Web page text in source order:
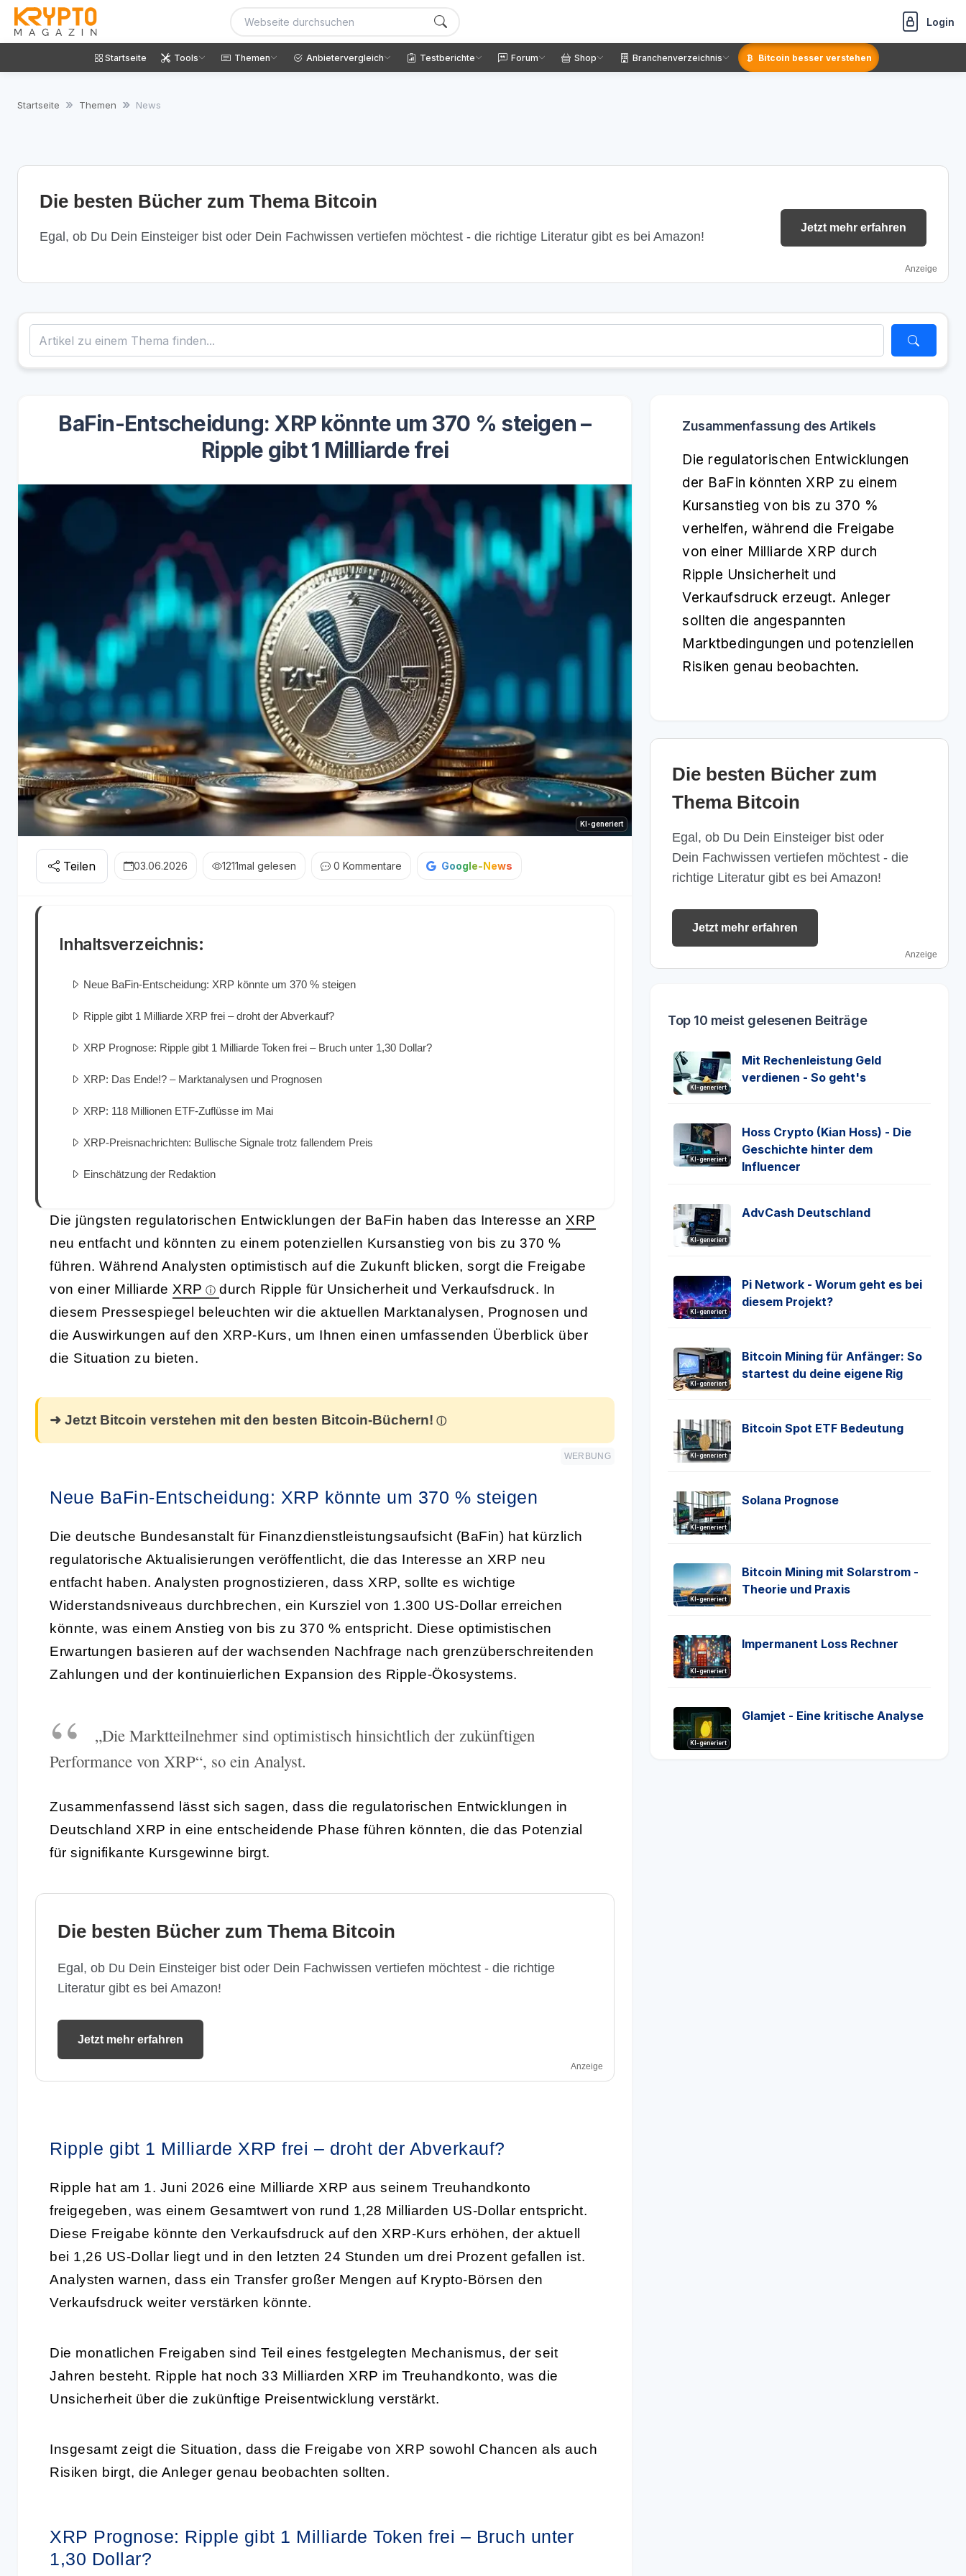
Login
Startseite Tools Themen Anbietervergleich Testberichte Forum Shop Branchenverzeichnis Bitcoin besser verstehen
Startseite Themen News
Die besten Bücher zum Thema Bitcoin
Egal, ob Du Dein Einsteiger bist oder Dein Fachwissen vertiefen möchtest - die richtige Literatur gibt es bei Amazon!
Jetzt mehr erfahren
Anzeige
BaFin-Entscheidung: XRP könnte um 370 % steigen –
Ripple gibt 1 Milliarde frei
KI-generiert
Teilen 03.06.2026 1211mal gelesen 0 Kommentare Google-News
Inhaltsverzeichnis:
Neue BaFin-Entscheidung: XRP könnte um 370 % steigen
Ripple gibt 1 Milliarde XRP frei – droht der Abverkauf?
XRP Prognose: Ripple gibt 1 Milliarde Token frei – Bruch unter 1,30 Dollar?
XRP: Das Ende!? – Marktanalysen und Prognosen
XRP: 118 Millionen ETF-Zuflüsse im Mai
XRP-Preisnachrichten: Bullische Signale trotz fallendem Preis
Einschätzung der Redaktion
Die jüngsten regulatorischen Entwicklungen der BaFin haben das Interesse an XRP
neu entfacht und könnten zu einem potenziellen Kursanstieg von bis zu 370 %
führen. Während Analysten optimistisch auf die Zukunft blicken, sorgt die Freigabe
von einer Milliarde XRP
durch Ripple für Unsicherheit und Verkaufsdruck. In
diesem Pressespiegel beleuchten wir die aktuellen Marktanalysen, Prognosen und
die Auswirkungen auf den XRP-Kurs, um Ihnen einen umfassenden Überblick über
die Situation zu bieten.
➜ Jetzt Bitcoin verstehen mit den besten Bitcoin-Büchern!
WERBUNG
Neue BaFin-Entscheidung: XRP könnte um 370 % steigen
Die deutsche Bundesanstalt für Finanzdienstleistungsaufsicht (BaFin) hat kürzlich
regulatorische Aktualisierungen veröffentlicht, die das Interesse an XRP neu
entfacht haben. Analysten prognostizieren, dass XRP, sollte es wichtige
Widerstandsniveaus durchbrechen, ein Kursziel von 1.300 US-Dollar erreichen
könnte, was einem Anstieg von bis zu 370 % entspricht. Diese optimistischen
Erwartungen basieren auf der wachsenden Nachfrage nach grenzüberschreitenden
Zahlungen und der kontinuierlichen Expansion des Ripple-Ökosystems.
„Die Marktteilnehmer sind optimistisch hinsichtlich der zukünftigen
Performance von XRP“, so ein Analyst.
Zusammenfassend lässt sich sagen, dass die regulatorischen Entwicklungen in
Deutschland XRP in eine entscheidende Phase führen könnten, die das Potenzial
für signifikante Kursgewinne birgt.
Die besten Bücher zum Thema Bitcoin
Egal, ob Du Dein Einsteiger bist oder Dein Fachwissen vertiefen möchtest - die richtige
Literatur gibt es bei Amazon!
Jetzt mehr erfahren
Anzeige
Ripple gibt 1 Milliarde XRP frei – droht der Abverkauf?
Ripple hat am 1. Juni 2026 eine Milliarde XRP aus seinem Treuhandkonto
freigegeben, was einem Gesamtwert von rund 1,28 Milliarden US-Dollar entspricht.
Diese Freigabe könnte den Verkaufsdruck auf den XRP-Kurs erhöhen, der aktuell
bei 1,26 US-Dollar liegt und in den letzten 24 Stunden um drei Prozent gefallen ist.
Analysten warnen, dass ein Transfer großer Mengen auf Krypto-Börsen den
Verkaufsdruck weiter verstärken könnte.
Die monatlichen Freigaben sind Teil eines festgelegten Mechanismus, der seit
Jahren besteht. Ripple hat noch 33 Milliarden XRP im Treuhandkonto, was die
Unsicherheit über die zukünftige Preisentwicklung verstärkt.
Insgesamt zeigt die Situation, dass die Freigabe von XRP sowohl Chancen als auch
Risiken birgt, die Anleger genau beobachten sollten.
XRP Prognose: Ripple gibt 1 Milliarde Token frei – Bruch unter
1,30 Dollar?
Zusammenfassung des Artikels
Die regulatorischen Entwicklungen
der BaFin könnten XRP zu einem
Kursanstieg von bis zu 370 %
verhelfen, während die Freigabe
von einer Milliarde XRP durch
Ripple Unsicherheit und
Verkaufsdruck erzeugt. Anleger
sollten die angespannten
Marktbedingungen und potenziellen
Risiken genau beobachten.
Die besten Bücher zum
Thema Bitcoin
Egal, ob Du Dein Einsteiger bist oder
Dein Fachwissen vertiefen möchtest - die
richtige Literatur gibt es bei Amazon!
Jetzt mehr erfahren
Anzeige
Top 10 meist gelesenen Beiträge
KI-generiert
Mit Rechenleistung Geld
verdienen - So geht's
KI-generiert
Hoss Crypto (Kian Hoss) - Die
Geschichte hinter dem
Influencer
KI-generiert
AdvCash Deutschland
KI-generiert
Pi Network - Worum geht es bei
diesem Projekt?
KI-generiert
Bitcoin Mining für Anfänger: So
startest du deine eigene Rig
KI-generiert
Bitcoin Spot ETF Bedeutung
KI-generiert
Solana Prognose
KI-generiert
Bitcoin Mining mit Solarstrom -
Theorie und Praxis
KI-generiert
Impermanent Loss Rechner
KI-generiert
Glamjet - Eine kritische Analyse